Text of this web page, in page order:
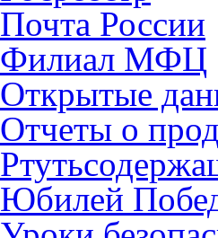
Почта России
Филиал МФЦ
Открытые
Отчеты о
Юбилей